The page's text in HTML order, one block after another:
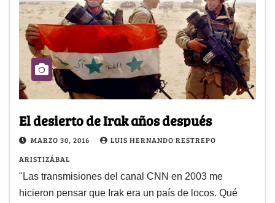
El desierto de Irak años después
MARZO 30, 2016
LUIS HERNANDO RESTREPO
ARISTIZÁBAL
"Las transmisiones del canal CNN en 2003 me
hicieron pensar que Irak era un país de locos. Qué